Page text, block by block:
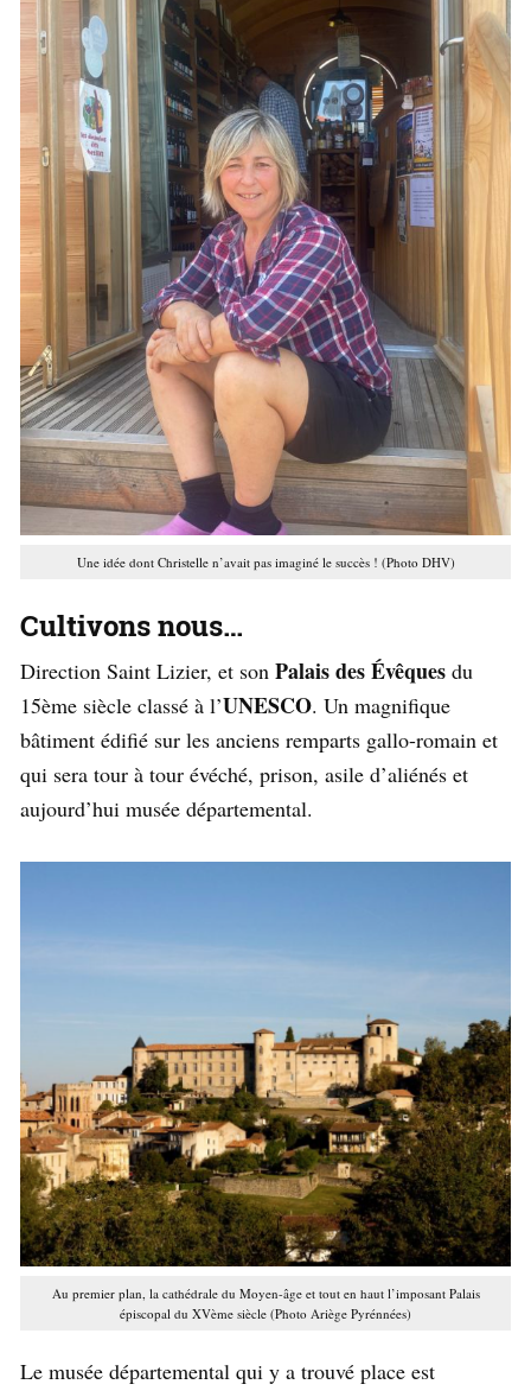
Une idée dont Christelle n’avait pas imaginé le succès ! (Photo DHV)
Cultivons nous…
Direction Saint Lizier, et son Palais des Évêques du
15ème siècle classé à l’UNESCO. Un magnifique
bâtiment édifié sur les anciens remparts gallo-romain et
qui sera tour à tour évéché, prison, asile d’aliénés et
aujourd’hui musée départemental.
Au premier plan, la cathédrale du Moyen-âge et tout en haut l’imposant Palais
épiscopal du XVème siècle (Photo Ariège Pyrénnées)
Le musée départemental qui y a trouvé place est